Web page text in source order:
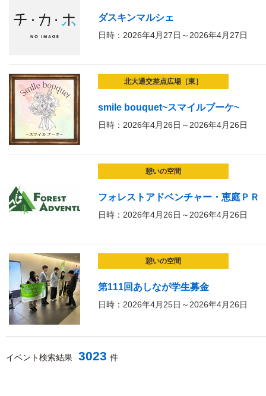
ダスキンマルシェ
日時：2026年4月27日～2026年4月27日
北大通交差点広場［東］
smile bouquet~スマイルブーケ~
日時：2026年4月26日～2026年4月26日
憩いの空間
フォレストアドベンチャー・恵庭ＰＲ
日時：2026年4月26日～2026年4月26日
憩いの空間
第111回あしなが学生募金
日時：2026年4月25日～2026年4月26日
イベント検索結果 3023 件